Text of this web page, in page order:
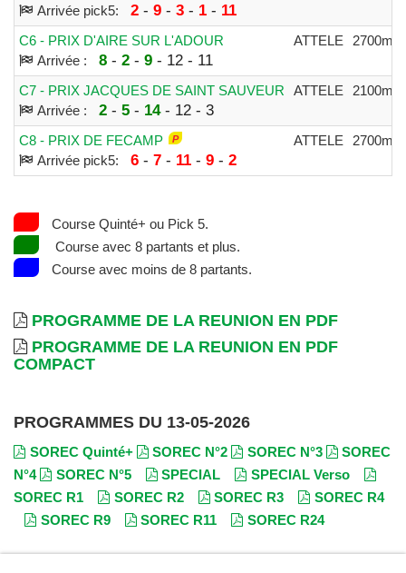
Arrivée pick5:
2- 9- 3- 1 - 11
C6 - PRIX D'AIRE SUR L'ADOUR
Arrivée :
8- 2- 9- 12 - 11
ATTELE 2700m
C7 - PRIX JACQUES DE SAINT SAUVEUR
Arrivée :
2- 5- 14- 12 - 3
ATTELE 2100m
C8 - PRIX DE FECAMP
Arrivée pick5:
6- 7- 11 - 9- 2
ATTELE 2700m
Course Quinté+ ou Pick 5.
Course avec 8 partants et plus.
Course avec moins de 8 partants.
PROGRAMME DE LA REUNION EN PDF
PROGRAMME DE LA REUNION EN PDF
COMPACT
PROGRAMMES DU 13-05-2026
SOREC Quinté+ SOREC N°2 SOREC N°3
SOREC
N°4
SOREC N°5 SPECIAL
SPECIAL Verso
SOREC R1
SOREC R2 SOREC R3
SOREC R4
SOREC R9
SOREC R11 SOREC R24